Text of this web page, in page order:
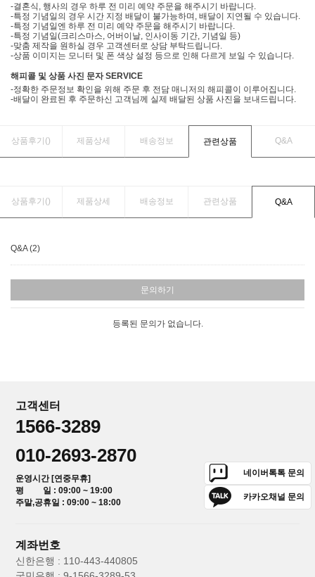
-결혼식, 행사의 경우 하루 전 미리 예약 주문을 해주시기 바랍니다.
-특정 기념일의 경우 시간 지정 배달이 불가능하며, 배달이 지연될 수 있습니다.
-특정 기념일엔 하루 전 미리 예약 주문을 해주시기 바랍니다.
-특정 기념일(크리스마스, 어버이날, 인사이동 기간, 기념일 등)
-맞춤 제작을 원하실 경우 고객센터로 상담 부탁드립니다.
-상품 이미지는 모니터 및 폰 색상 설정 등으로 인해 다르게 보일 수 있습니다.
해피콜 및 상품 사진 문자 SERVICE
-정확한 주문정보 확인을 위해 주문 후 전담 매니저의 해피콜이 이루어집니다.
-배달이 완료된 후 주문하신 고객님께 실제 배달된 상품 사진을 보내드립니다.
상품후기() 제품상세 배송정보 관련상품 Q&A
상품후기() 제품상세 배송정보 관련상품 Q&A
Q&A (2)
문의하기
등록된 문의가 없습니다.
고객센터
1566-3289
010-2693-2870
운영시간 [연중무휴]
평 일 : 09:00 ~ 19:00
주말,공휴일 : 09:00 ~ 18:00
네이버톡톡 문의
카카오채널 문의
계좌번호
신한은행 : 110-443-440805